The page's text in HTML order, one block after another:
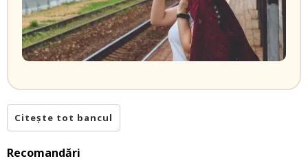
Citește tot bancul
Recomandări